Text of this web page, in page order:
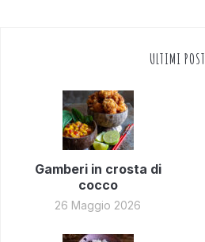
ULTIMI POST
Gamberi in crosta di
cocco
26 Maggio 2026